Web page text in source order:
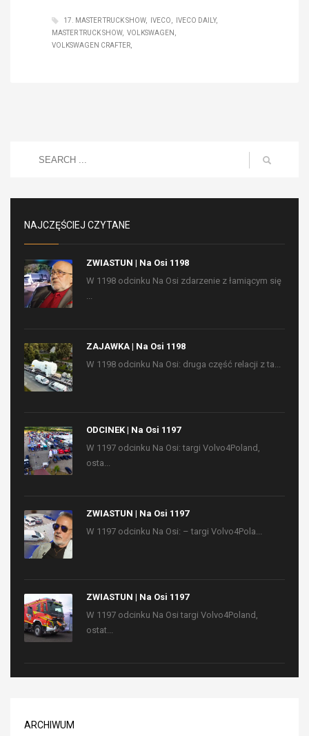
17. MASTER TRUCK SHOW IVECO
IVECO DAILY
MASTER TRUCK SHOW
VOLKSWAGEN
VOLKSWAGEN CRAFTER
NAJCZĘŚCIEJ CZYTANE
ZWIASTUN | Na Osi 1198
W 1198 odcinku Na Osi zdarzenie z łamiącym się
...
ZAJAWKA | Na Osi 1198
W 1198 odcinku Na Osi: druga część relacji z ta...
ODCINEK | Na Osi 1197
W 1197 odcinku Na Osi: targi Volvo4Poland,
osta...
ZWIASTUN | Na Osi 1197
W 1197 odcinku Na Osi: – targi Volvo4Pola...
ZWIASTUN | Na Osi 1197
W 1197 odcinku Na Osi targi Volvo4Poland,
ostat...
ARCHIWUM